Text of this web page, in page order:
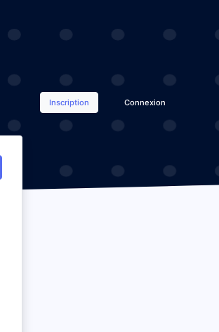
Inscription Connexion